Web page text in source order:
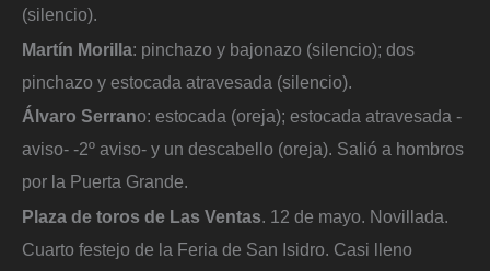
(silencio).
Martín Morilla: pinchazo y bajonazo (silencio); dos
pinchazo y estocada atravesada (silencio).
Álvaro Serrano: estocada (oreja); estocada atravesada -
aviso- -2º aviso- y un descabello (oreja). Salió a hombros
por la Puerta Grande.
Plaza de toros de Las Ventas. 12 de mayo. Novillada.
Cuarto festejo de la Feria de San Isidro. Casi lleno